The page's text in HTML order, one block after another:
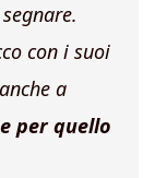
con i suoi
a
per quello